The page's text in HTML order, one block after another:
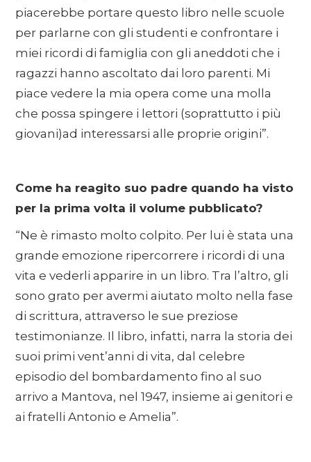
piacerebbe portare questo libro nelle scuole
per parlarne con gli studenti e confrontare i
miei ricordi di famiglia con gli aneddoti che i
ragazzi hanno ascoltato dai loro parenti. Mi
piace vedere la mia opera come una molla
che possa spingere i lettori (soprattutto i più
giovani)ad interessarsi alle proprie origini”.
Come ha reagito suo padre quando ha visto
per la prima volta il volume pubblicato?
“Ne è rimasto molto colpito. Per lui è stata una
grande emozione ripercorrere i ricordi di una
vita e vederli apparire in un libro. Tra l’altro, gli
sono grato per avermi aiutato molto nella fase
di scrittura, attraverso le sue preziose
testimonianze. Il libro, infatti, narra la storia dei
suoi primi vent’anni di vita, dal celebre
episodio del bombardamento fino al suo
arrivo a Mantova, nel 1947, insieme ai genitori e
ai fratelli Antonio e Amelia”.